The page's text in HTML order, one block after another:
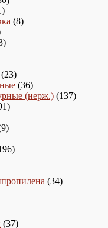
81
товар
88
13
2323
товара
3636
товаров
(нерж.) 137137
91
99
196
3434
3737